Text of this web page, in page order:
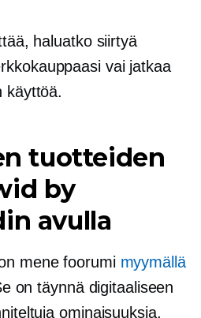
haluatko siirtyä
vai jatkaa
käyttöä.
tuotteiden
by
avulla
menefoorumi myymällä
on täynnä digitaaliseen
ominaisuuksia,